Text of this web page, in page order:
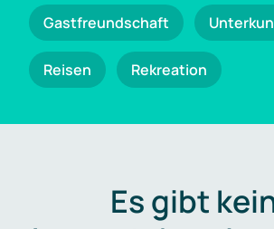
Gastfreundschaft
Reisen Rekreation
Es gibt